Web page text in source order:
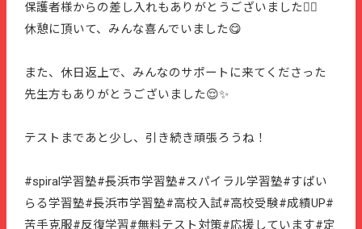
保護者様からの差し入れもありがとうございました🙇‍♀
休憩に頂いて、みんな喜んでいました😋
また、休日返上で、みんなのサポートに来てくださった
先生方もありがとうございました😌✨
テストまであと少し、引き続き頑張ろうね！
#spiral学習塾#長浜市学習塾#スパイラル学習塾#すぱい
らる学習塾#長浜市学習塾#高校入試#高校受験#成績UP#
苦手克服#反復学習#無料テスト対策#応援しています#定